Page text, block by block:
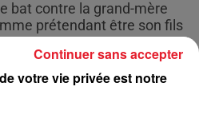
bat contre la grand-mère
prétendant être son fils
votre vie privée est notre
Continuer sans accepter